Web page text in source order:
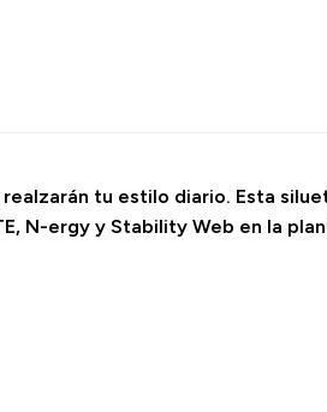
tu estilo diario. Esta
N-ergy y Stability Web en la